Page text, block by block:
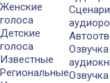
Женские
голоса
Детские
голоса
Известные
Региональные
Озвучка